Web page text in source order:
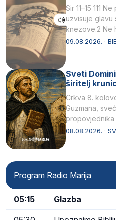
Sir 11–15 111
uzvisuje glavu
knezove.2 Ne
njegovui…
09.08.2026. ·
Sveti
širitelj
Crkva 8.
Guzmana,
propovjednika
Svojim
08.08.2026. ·
Program Radio Marija
05:15 Glazba